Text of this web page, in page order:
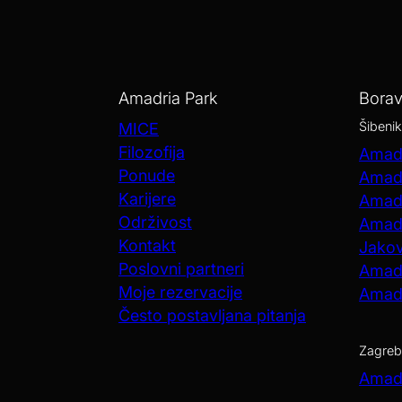
Amadria Park
MICE
Filozofija
Ponude
Karijere
Održivost
Kontakt
Poslovni partneri
Moje rezervacije
Često postavljana pitanja
Šibenik
Zagreb